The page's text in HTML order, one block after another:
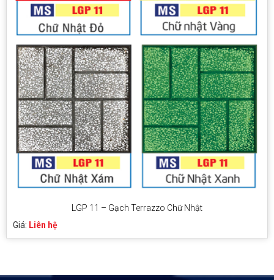
LGP 11 – Gạch Terrazzo Chữ Nhật
Giá: Liên hệ